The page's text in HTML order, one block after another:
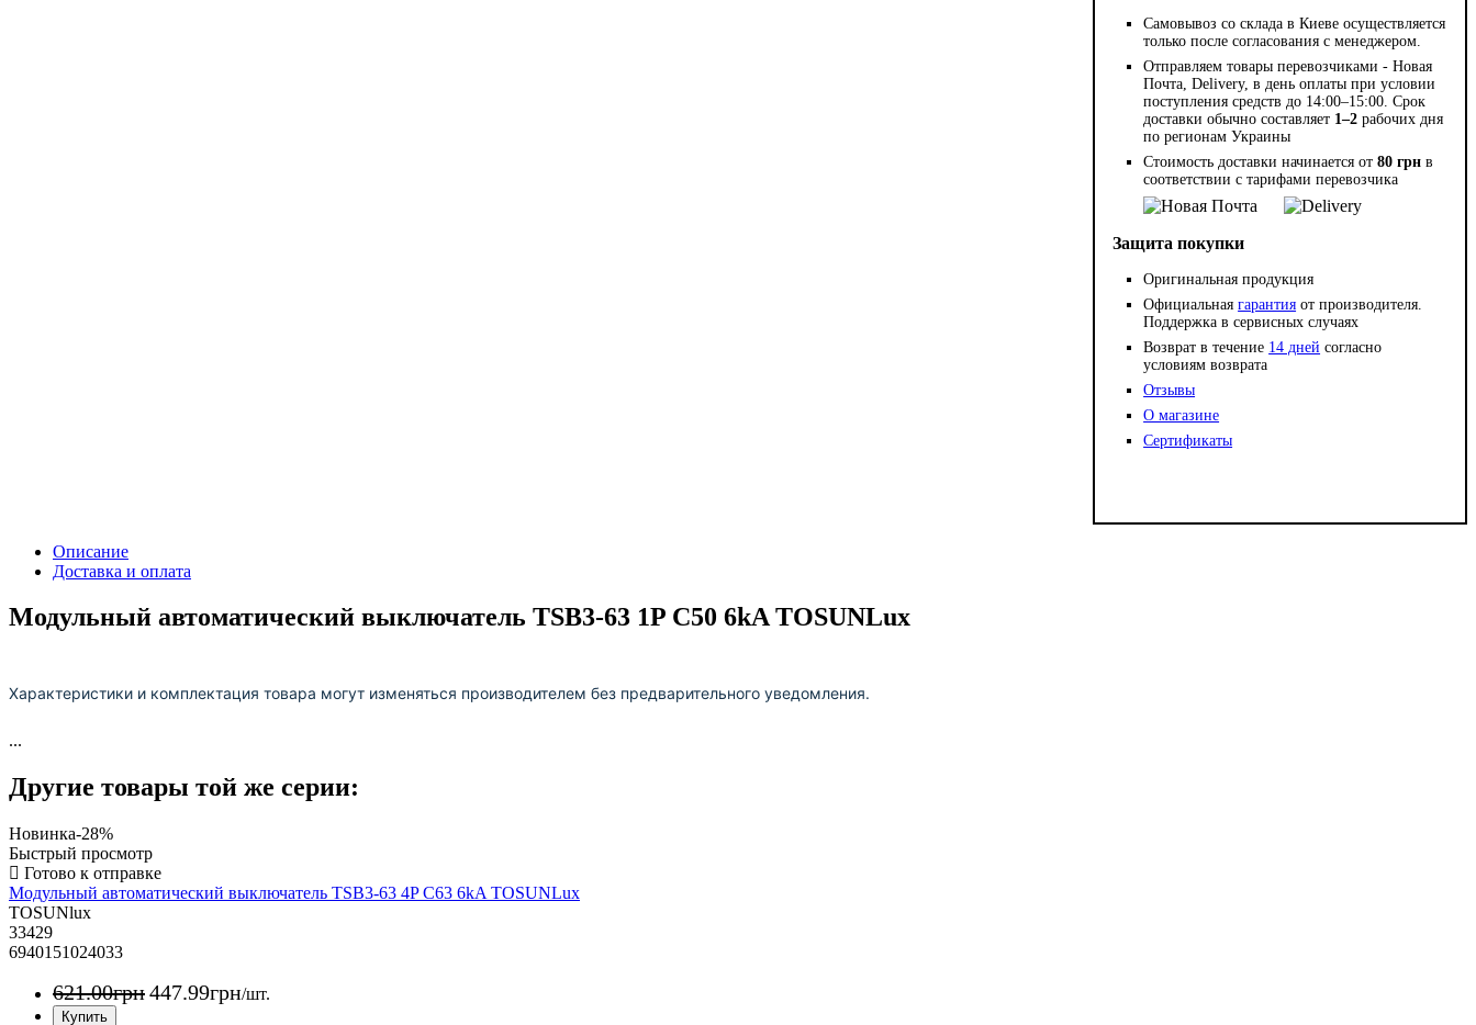
Самовывоз со склада в Киеве осуществляется
только после согласования с менеджером.
Отправляем товары перевозчиками - Новая
Почта, Delivery, в день оплаты при условии
поступления средств до 14:00–15:00. Срок
доставки обычно составляет 1–2 рабочих дня
по регионам Украины
Стоимость доставки начинается от80 грн в
соответствии с тарифами перевозчика
Защита покупки
Оригинальная продукция
Официальнаягарантия от производителя.
Поддержка в сервисных случаях
Возврат в течение 14 дней согласно
условиям возврата
Отзывы
О магазине
Сертификаты
Описание
Доставка и оплата
Модульный автоматический выключатель TSB3-63 1P C50 6kA TOSUNLux
Характеристики и комплектация товара могут изменяться производителем без предварительного уведомления.
...
Другие товары той же серии:
Новинка-28%
Быстрый просмотр
Модульный автоматический выключатель TSB3-63 4P C63 6kA TOSUNLux
TOSUNlux
33429
6940151024033
621.00грн447.99грн/шт.